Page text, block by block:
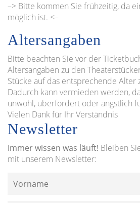
–> Bitte kommen Sie frühzeitig, da
möglich ist. <–
Altersangaben
Bitte beachten Sie vor der
Altersangaben zu den
Stücke auf das entsprechende Alter
Dadurch kann vermieden werden,
unwohl, überfordert oder ängstlich
Vielen Dank für Ihr Verständnis
Newsletter
Immer wissen was läuft! Bleiben
mit unserem Newsletter: